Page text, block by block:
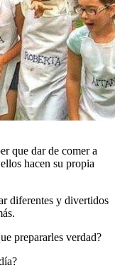
que dar de comer a
hacen su propia
diferentes y divertidos
prepararles verdad?